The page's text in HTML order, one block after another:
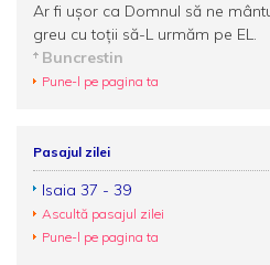
Ar fi uşor ca Domnul să ne
greu cu toţii să-L urmăm pe EL.
Buncrestin
Pune-l pe pagina ta
Pasajul zilei
Isaia 37 - 39
Ascultă pasajul zilei
Pune-l pe pagina ta